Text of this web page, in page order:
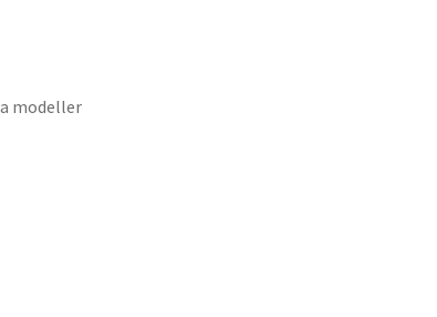
modeller